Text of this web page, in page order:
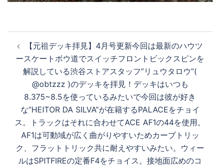
稿
シ
ン
【元祖デッキ拝見】4月号更新今回は最新のハウツ
ースケートボウ道でスイッチフロントビックスピンを
解説している渋谷ストアスタッフ”リュウタロウ”(
@obtzzz )のデッキを拝見！デッキはいつも
8.375~8.5を使っているみたいで今回は彼が好き
な”HEITOR DA SILVA”が在籍するPALACEをチョイ
ス。トラックはそれに合わせてACE AF1の44を使用。
AF1は可動域が広く曲がりやすいためカーブトリッ
ク、フラットトリック共に耐えやすいみたい。ウィー
ルはSPITFIREの定番F4をチョイス。接地面広めのコ